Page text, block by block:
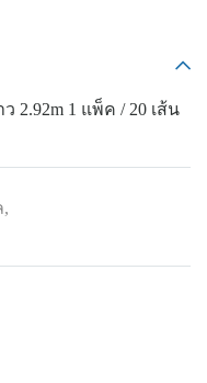
2.92m 1 แพ็ค / 20 เส้น
,